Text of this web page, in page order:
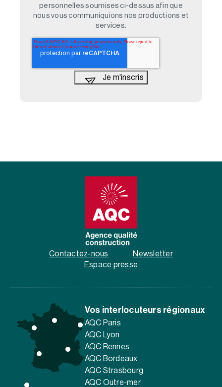
personnelles soumises ci-dessus afin que
nous vous communiquions nos productions et
services.
Contactez-nous
Newsletter
Espace presse
Vos interlocuteurs régionaux
AQC Paris
AQC Lyon
AQC Rennes
AQC Bordeaux
AQC Strasbourg
AQC Outre-mer